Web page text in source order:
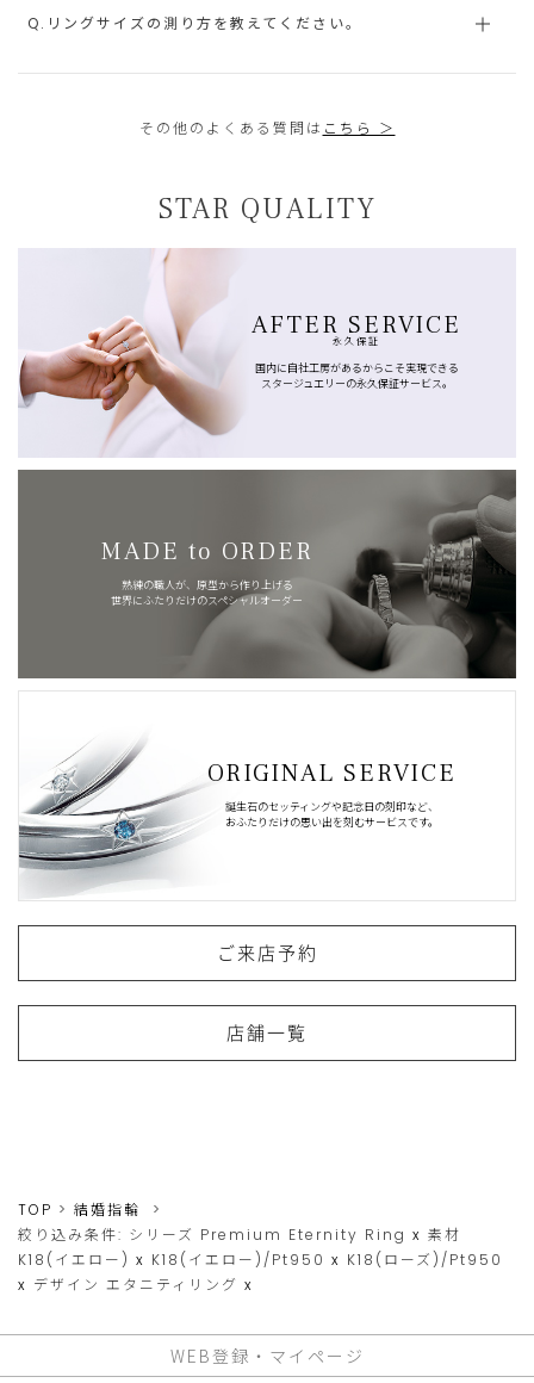
Q.リングサイズの測り方を教えてください。
その他のよくある質問は こちら ＞
STAR QUALITY
AFTER SERVICE
永久保証
国内に自社工房があるからこそ実現できる
スタージュエリーの永久保証サービス。
MADE to ORDER
熟練の職人が、原型から作り上げる
世界にふたりだけのスペシャルオーダー
ORIGINAL SERVICE
誕生石のセッティングや記念日の刻印など、
おふたりだけの思い出を刻むサービスです。
ご来店予約
店舗一覧
TOP
結婚指輪
絞り込み条件: シリーズ Premium Eternity Ring x 素材
K18(イエロー) x K18(イエロー)/Pt950 x K18(ローズ)/Pt950
x デザイン エタニティリング x
WEB登録・マイページ